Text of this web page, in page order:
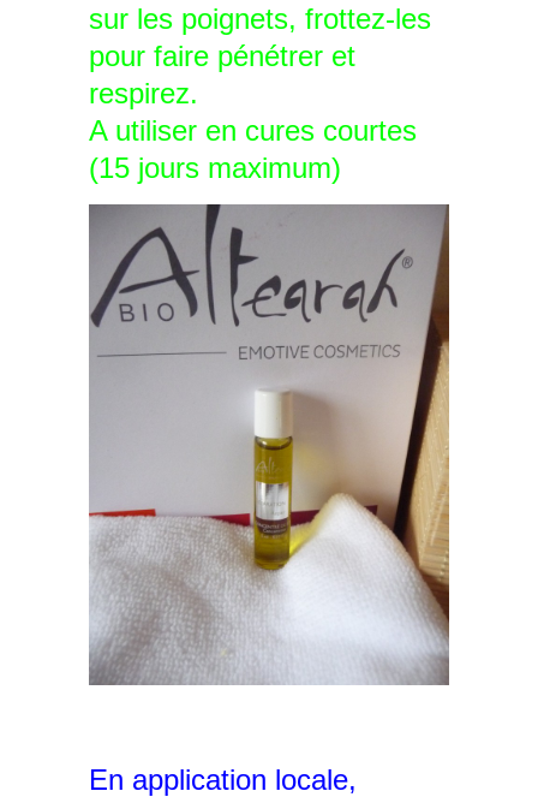
sur les poignets, frottez-les
pour faire pénétrer et
respirez.
A utiliser en cures courtes
(15 jours maximum)
En application locale,